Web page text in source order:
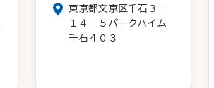
東京都文京区千石３－
１４－５パークハイム
千石４０３